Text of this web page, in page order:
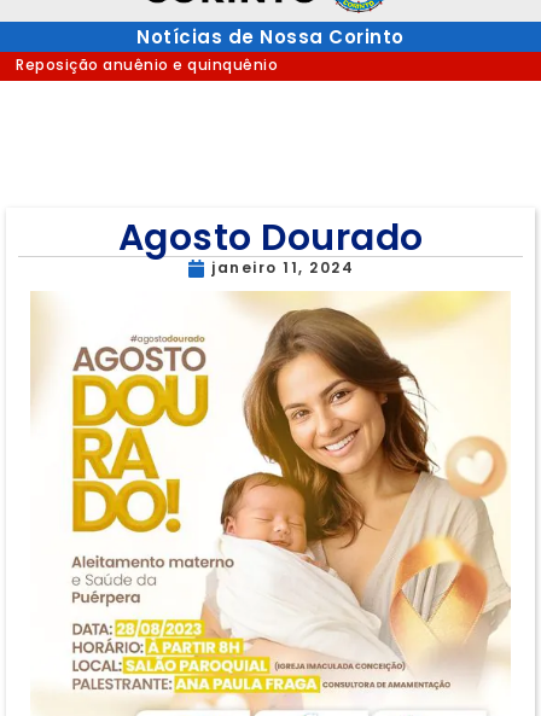
Notícias de Nossa Corinto
Reposição anuênio e quinquênio
Agosto Dourado
janeiro 11, 2024